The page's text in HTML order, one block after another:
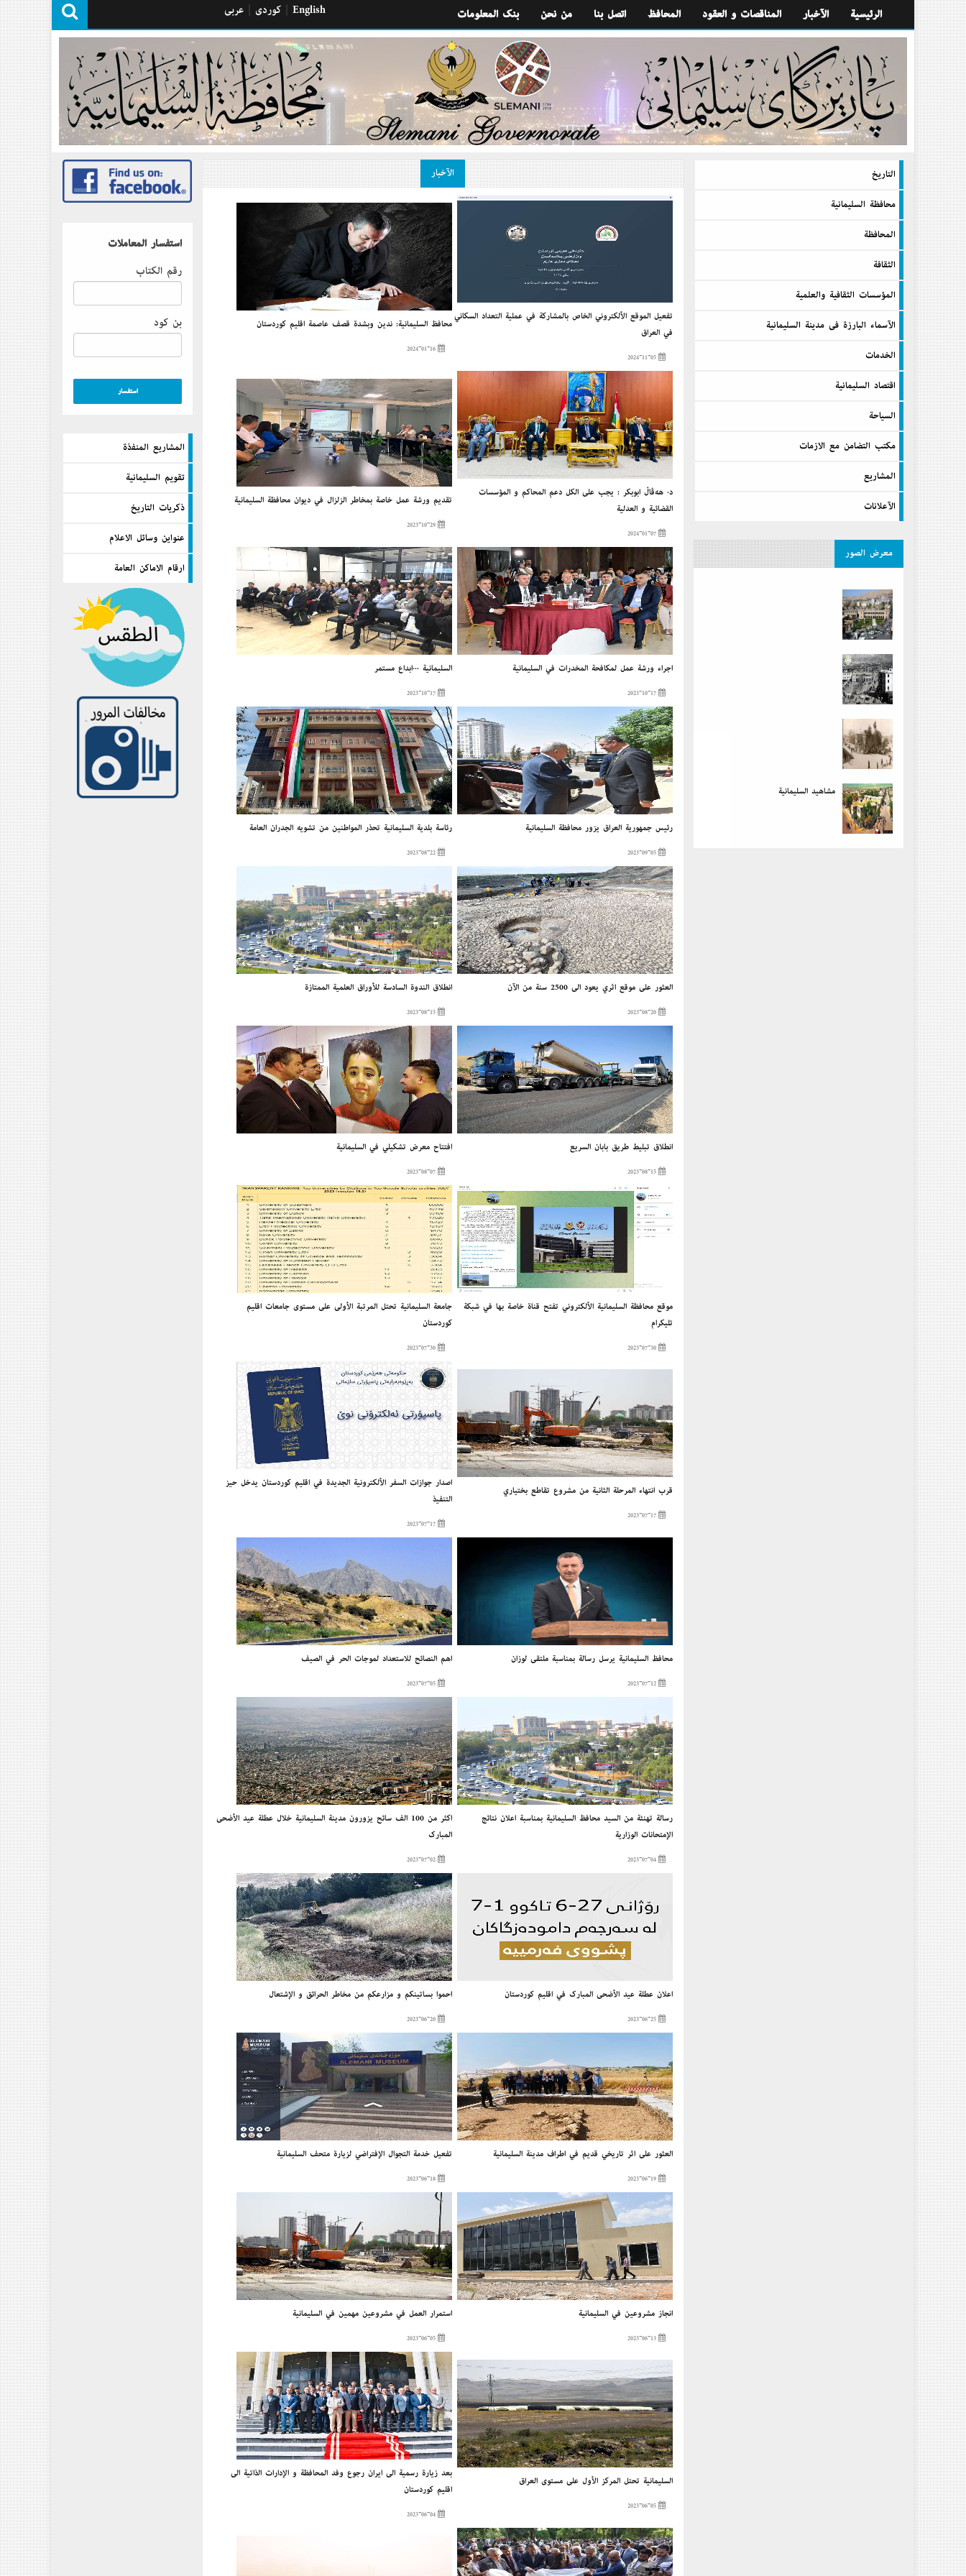
كوردی عربی English بنك المعلومات من نحن اتصل بنا المحافظ المناقصات و العقود الآخبار الرئيسية
استفسار المعاملات
رقم الكتاب
بن كود
المشاريع المنفذة
تقويم السليمانية
ذكريات التاريخ
عنواين وسائل الاعلام
ارقام الاماكن العامة
الآخبار
تفعيل الموقع الألكتروني الخاص بالمشاركة في عملية التعداد السكاني
في العراق
2024-11-05
محافظ السليمانية: ندين وبشدة قصف عاصمة إقليم كوردستان
2024-01-16
د. هەڤاڵ أبوبكر : يجب على الكل دعم المحاكم و المؤسسات
القضائية و العدلية
2024-01-07
تقديم ورشة عمل خاصة بمخاطر الزلزال في ديوان محافظة السليمانية
2023-10-29
إجراء ورشة عمل لمكافحة المخدرات في السليمانية
2023-10-17
السليمانية ...إبداع مستمر
2023-10-17
رئيس جمهورية العراق يزور محافظة السليمانية
2023-09-05
رئاسة بلدية السليمانية تحذر المواطنين من تشويه الجدران العامة
2023-08-22
العثور على موقع أثري يعود إلى 2500 سنة من الآن
2023-08-20
إنطلاق الندوة السادسة للأوراق العلمية الممتازة
2023-08-15
إنطلاق تبليط طريق بابان السريع
2023-08-15
إفتتاح معرض تشكيلي في السليمانية
2023-08-07
موقع محافظة السليمانية الألكتروني تفتح قناة خاصة بها في شبكة
تليكرام
2023-07-30
جامعة السليمانية تحتل المرتبة الأولى على مستوى جامعات إقليم
كوردستان
2023-07-30
قرب إنتهاء المرحلة الثانية من مشروع تقاطع بختياري
2023-07-17
إصدار جوازات السفر الألكترونية الجديدة في إقليم كوردستان يدخل حيز
التنفيذ
2023-07-17
محافظ السليمانية يرسل رسالة بمناسبة ملتقی لوزان
2023-07-12
أهم النصائح للاستعداد لموجات الحر في الصيف
2023-07-05
رسالة تهنئة من السيد محافظ السليمانية بمناسبة إعلان نتائج
الإمتحانات الوزارية
2023-07-04
أكثر من 100 ألف سائح يزورون مدينة السليمانية خلال عطلة عيد الأضحى
المبارك
2023-07-02
إعلان عطلة عيد الأضحى المبارك في إقليم كوردستان
2023-06-25
إحموا بساتينكم و مزارعكم من مخاطر الحرائق و الإشتعال
2023-06-20
العثور على أثر تأريخي قديم في أطراف مدينة السليمانية
2023-06-19
تفعيل خدمة التجوال الإفتراضي لزيارة متحف السليمانية
2023-06-18
إنجاز مشروعين في السليمانية
2023-06-13
إستمرار العمل في مشروعين مهمين في السليمانية
2023-06-05
السليمانية تحتل المركز الأول على مستوى العراق
2023-06-05
بعد زیارة رسمية إلى إيران رجوع وفد المحافظة و الإدارات الذاتية إلى
إقليم كوردستان
2023-06-04
التاريخ
محافظة السليمانية
المحافظة
الثقافة
المؤسسات الثقافية والعلمية
الآسماء البارزة فى مدينة السليمانية
الخدمات
اقتصاد السليمانية
السیاحة
مكتب التضامن مع الازمات
المشاريع
الآعلانات
معرض الصور
مشاهید السلیمانیة